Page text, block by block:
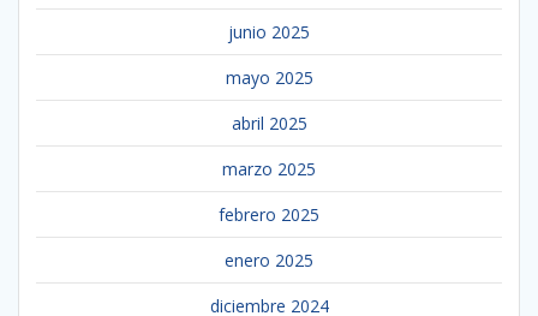
junio 2025
mayo 2025
abril 2025
marzo 2025
febrero 2025
enero 2025
diciembre 2024